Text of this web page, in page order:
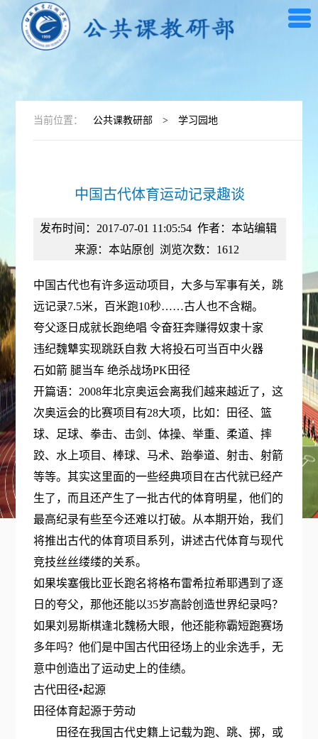
当前位置： 公共课教研部 > 学习园地
中国古代体育运动记录趣谈
发布时间：2017-07-01 11:05:54 作者：本站编辑
来源：本站原创
浏览次数： 1612
中国古代也有许多运动项目，大多与军事有关，跳
远记录7.5米，百米跑10秒……古人也不含糊。
夸父逐日成就长跑绝唱 令奋狂奔赚得奴隶十家
违纪魏犨实现跳跃自救 大将投石可当百中火器
石如箭 腿当车 绝杀战场PK田径
开篇语：2008年北京奥运会离我们越来越近了，这
次奥运会的比赛项目有28大项，比如：田径、篮
球、足球、拳击、击剑、体操、举重、柔道、摔
跤、水上项目、棒球、马术、跆拳道、射击、射箭
等等。其实这里面的一些经典项目在古代就已经产
生了，而且还产生了一批古代的体育明星，他们的
最高纪录有些至今还难以打破。从本期开始，我们
将推出古代的体育项目系列，讲述古代体育与现代
竞技丝丝缕缕的关系。
如果埃塞俄比亚长跑名将格布雷希拉希耶遇到了逐
日的夸父，那他还能以35岁高龄创造世界纪录吗？
如果刘易斯棋逢北魏杨大眼，他还能称霸短跑赛场
多年吗？他们是中国古代田径场上的业余选手，无
意中创造出了运动史上的佳绩。
古代田径•起源
田径体育起源于劳动
田径在我国古代史籍上记载为跑、跳、掷，或